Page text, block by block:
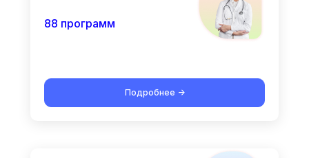
88 программ
Подробнее ->